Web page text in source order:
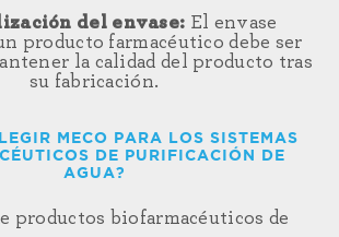
del envase: El envase
producto farmacéutico debe ser
la calidad del producto tras
su fabricación.
MECO PARA LOS SISTEMAS
DE PURIFICACIÓN DE
AGUA?
productos biofarmacéuticos de